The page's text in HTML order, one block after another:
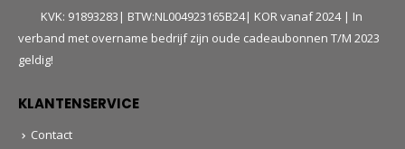
KVK: 91893283| BTW:NL004923165B24| KOR vanaf 2024 | In
verband met overname bedrijf zijn oude cadeaubonnen T/M 2023
geldig!
KLANTENSERVICE
Contact